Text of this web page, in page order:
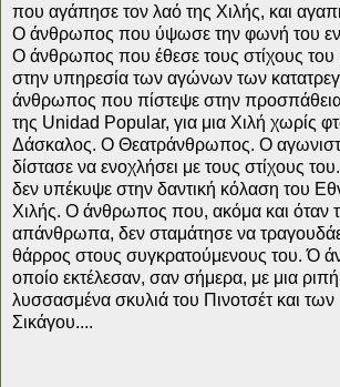
που αγάπησε τον λαό της Χιλής, και
Ο άνθρωπος που ύψωσε την φωνή του
Ο άνθρωπος που έθεσε τους στίχους του
στην υπηρεσία των αγώνων των
άνθρωπος που πίστεψε στην προσπάθεια
της Unidad Popular, για μια Χιλή χωρίς
Δάσκαλος. Ο Θεατράνθρωπος. Ο
δίστασε να ενοχλήσει με τους στίχους
δεν υπέκυψε στην δαντική κόλαση του
Χιλής. Ο άνθρωπος που, ακόμα και όταν
απάνθρωπα, δεν σταμάτησε να τραγουδάει
θάρρος στους συγκρατούμενους του. Ό
οποίο εκτέλεσαν, σαν σήμερα, με μια
λυσσασμένα σκυλιά του Πινοτσέτ και των
Σικάγου....